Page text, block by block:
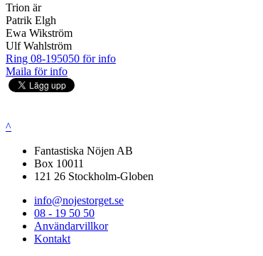
Trion är
Patrik Elgh
Ewa Wikström
Ulf Wahlström
Ring 08-195050 för info
Maila för info
^
Fantastiska Nöjen AB
Box 10011
121 26 Stockholm-Globen
info@nojestorget.se
08 - 19 50 50
Användarvillkor
Kontakt